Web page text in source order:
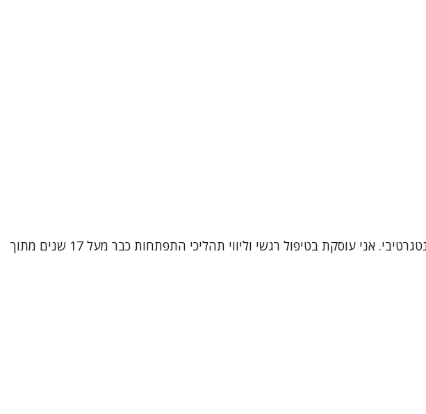
שמי אביטל וובר קטקובסקי, עובדת סוציאלית קלינית (M.A) ופסיכותרפיסטית מוסמכת בגישת CBT אינטגרטיבי. אני עוסקת בטיפול רגשי וליווי תהליכי התפתחות כבר מעל 17 שנים מתוך